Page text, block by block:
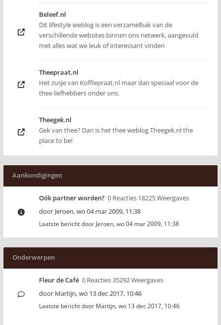
Beleef.nl
Dit lifestyle weblog is een verzamelbak van de
verschillende websites binnen ons netwerk, aangevuld
met alles wat we leuk of interessant vinden
Theepraat.nl
Het zusje van Koffiepraat.nl maar dan speciaal voor de
thee liefhebbers onder ons.
Theegek.nl
Gek van thee? Dan is het thee weblog Theegek.nl the
place to be!
Aankondigingen
Oók partner worden? 0 Reacties 18225 Weergaves
door Jeroen,wo 04 mar 2009, 11:38
Laatste bericht door Jeroen, wo 04 mar 2009, 11:38
Onderwerpen
Fleur de Café 0 Reacties 35292 Weergaves
door Martijn,wo 13 dec 2017, 10:46
Laatste bericht door Martijn, wo 13 dec 2017, 10:46